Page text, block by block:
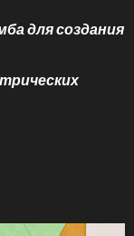
для создания